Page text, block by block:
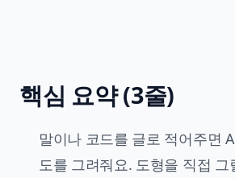
핵심 요약 (3줄)
말이나 코드를 글로 적어주면
도를 그려줘요. 도형을 직접 그